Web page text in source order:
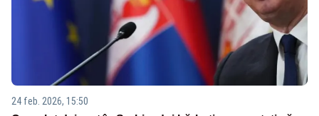
24 feb. 2026, 15:50